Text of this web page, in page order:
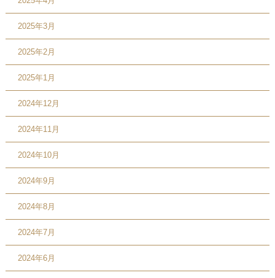
2025年3月
2025年2月
2025年1月
2024年12月
2024年11月
2024年10月
2024年9月
2024年8月
2024年7月
2024年6月